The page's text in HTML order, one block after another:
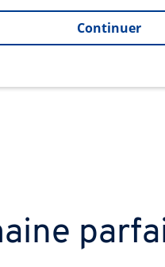
Continuer